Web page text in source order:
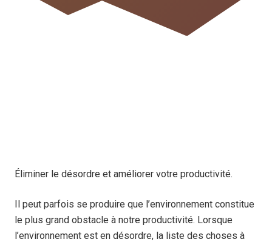
Éliminer le désordre et améliorer votre productivité.
Il peut parfois se produire que l’environnement constitue
le plus grand obstacle à notre productivité. Lorsque
l’environnement est en désordre, la liste des choses à